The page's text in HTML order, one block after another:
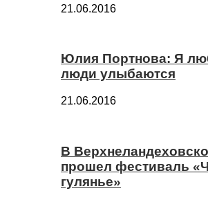
21.06.2016
Юлия Портнова: Я
люди улыбаются
21.06.2016
В
прошел фестиваль
гулянье»